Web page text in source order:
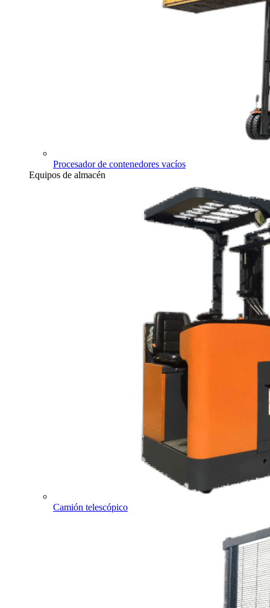
Procesador de contenedores vacíos
Equipos de almacén
Camión telescópico